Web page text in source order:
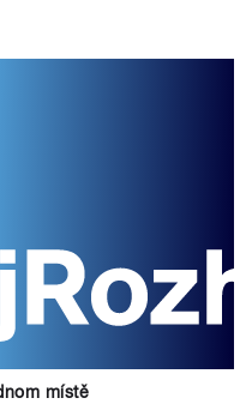
místě